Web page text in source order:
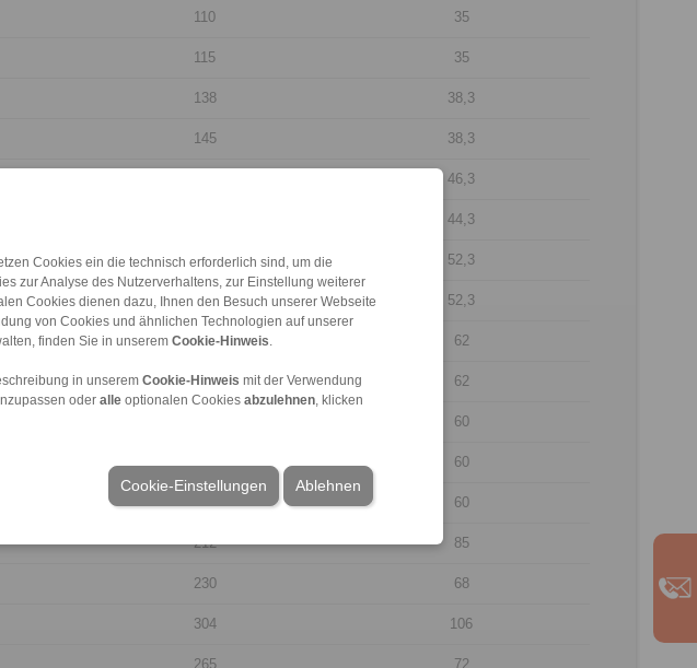
Cookies ein die technisch erforderlich sind, um die
zur Analyse des Nutzerverhaltens, zur Einstellung weiterer
Cookies dienen dazu, Ihnen den Besuch unserer Webseite
von Cookies und ähnlichen Technologien auf unserer
finden Sie in unserem Cookie-Hinweis
in unserem Cookie-Hinweis mit der Verwendung
oder alle optionalen Cookies abzulehnen , klicken
Ablehnen
Cookie-Einstellungen
110 35
115 35
138 38,3
145 38,3
46,3
44,3
170 52,3
170 52,3
185 62
185 62
60
215 60
215 60
212 85
230 68
304 106
265 72